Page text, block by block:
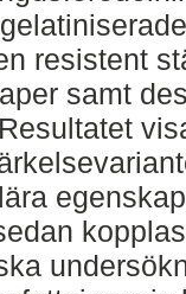
resistent
samt